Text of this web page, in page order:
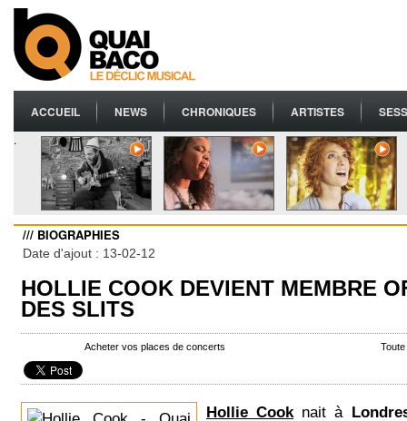
ACCUEIL NEWS CHRONIQUES ARTISTES
.
/// BIOGRAPHIES
Date d'ajout : 13-02-12
HOLLIE COOK DEVIENT MEMBRE
DES SLITS
Acheter vos places de concerts
Hollie Cooknait à